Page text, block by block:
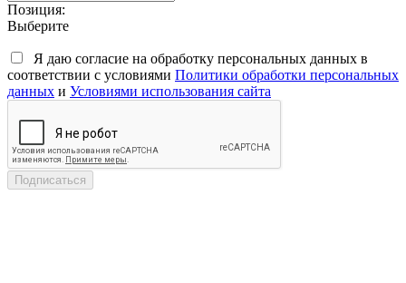
Позиция:
Выберите
Я даю согласие на обработку персональных данных в
соответствии с условиями Политики обработки персональных
данных и Условиями использования сайта
Подписаться